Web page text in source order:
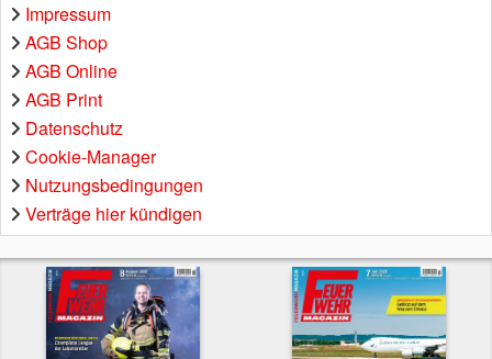
Impressum
AGB Shop
AGB Online
AGB Print
Datenschutz
Cookie-Manager
Nutzungsbedingungen
Verträge hier kündigen